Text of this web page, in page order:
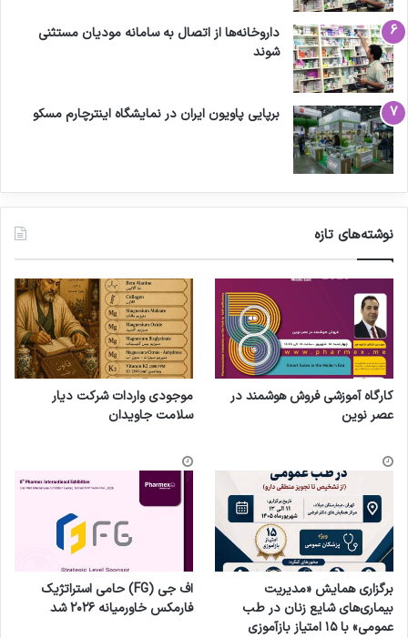
داروخانه‌ها از اتصال به سامانه مودیان مستثنی
شوند
برپایی پاویون ایران در نمایشگاه اینترچارم مسکو
نوشته‌های تازه
کارگاه آموزشی فروش هوشمند در
عصر نوین
موجودی واردات شرکت دیار
سلامت جاویدان
برگزاری همایش «مدیریت
بیماری‌های شایع زنان در طب
عمومی» با ۱۵ امتیاز بازآموزی
اف جی (FG) حامی استراتژیک
فارمکس خاورمیانه ۲۰۲۶ شد